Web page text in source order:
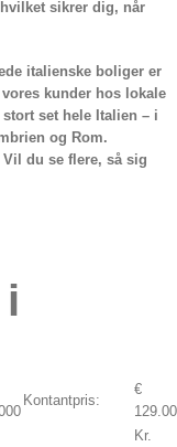
hvilket sikrer dig, når
italienske boliger er
kunder hos lokale
set hele Italien – i
og Rom.
du se flere, så sig
Kontantpris:
€
Kr.